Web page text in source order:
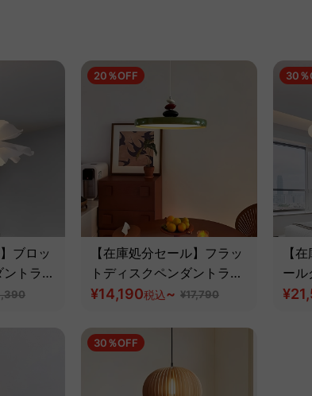
ブロッ
トライ
20％OFF
【在庫処分セール】フラッ
トディスクペンダントライ
ト
¥14,190税込~ ¥17,790
30％
【
ール
イト
30％OFF